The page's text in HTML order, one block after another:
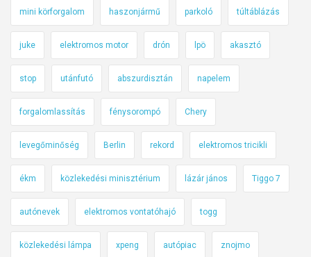
mini körforgalom haszonjármű parkoló túltáblázás
juke elektromos motor drón lpö akasztó
stop utánfutó abszurdisztán napelem
forgalomlassítás fénysorompó Chery
levegőminőség Berlin rekord elektromos tricikli
ékm közlekedési minisztérium lázár jános Tiggo 7
autónevek elektromos vontatóhajó togg
közlekedési lámpa xpeng autópiac znojmo